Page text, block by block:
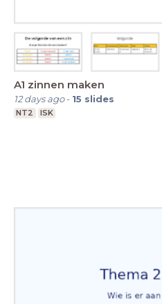
A1 zinnen maken
12 days ago- 15 slides
NT2 ISK